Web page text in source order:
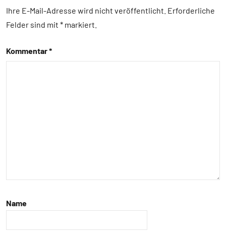
Ernährung
aktuell
Ihre E-Mail-Adresse wird nicht veröffentlicht. Erforderliche
Felder sind mit * markiert
Kommentar*
Name